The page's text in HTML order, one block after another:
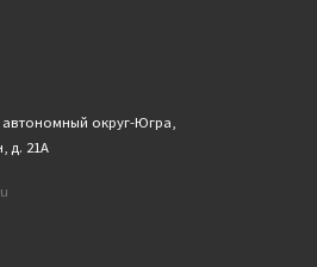
округ-Югра,
д. 21А